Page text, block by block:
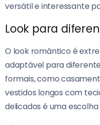
versátil e interessante
Look para
O look romântico é
adaptável para
formais, como
vestidos longos com
delicados é uma